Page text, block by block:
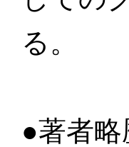
る。
●著者略